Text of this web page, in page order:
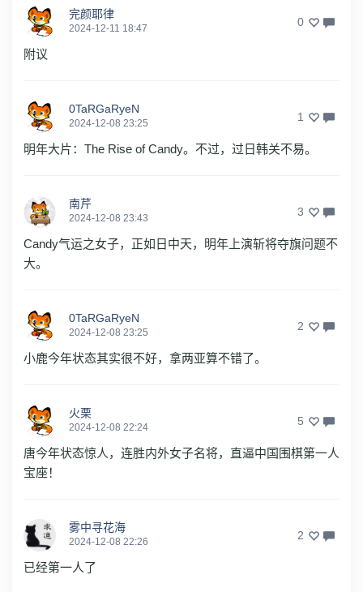
完颜耶律
2024-12-11 18:47 0
附议
0TaRGaRyeN
2024-12-08 23:25 1
明年大片：The Rise of Candy。不过，过日韩关不易。
南芹
2024-12-08 23:43 3
Candy气运之女子，正如日中天，明年上演斩将夺旗问题不
大。
0TaRGaRyeN
2024-12-08 23:25 2
小鹿今年状态其实很不好，拿两亚算不错了。
火栗
2024-12-08 22:24 5
唐今年状态惊人，连胜内外女子名将，直逼中国围棋第一人
宝座！
雾中寻花海
2024-12-08 22:26 2
已经第一人了